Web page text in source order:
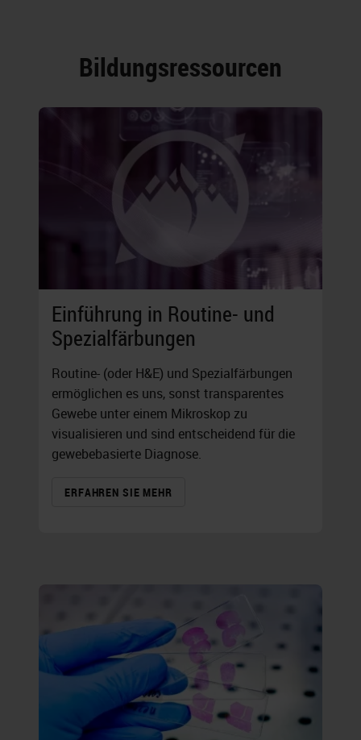
Bildungsressourcen
Einführung in Routine- und
Spezialfärbungen
Routine- (oder H&E) und Spezialfärbungen
ermöglichen es uns, sonst transparentes
Gewebe unter einem Mikroskop zu
visualisieren und sind entscheidend für die
gewebebasierte Diagnose.
ERFAHREN SIE MEHR